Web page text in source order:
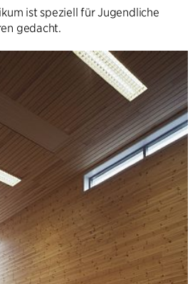
ist speziell für Jugendliche
gedacht.